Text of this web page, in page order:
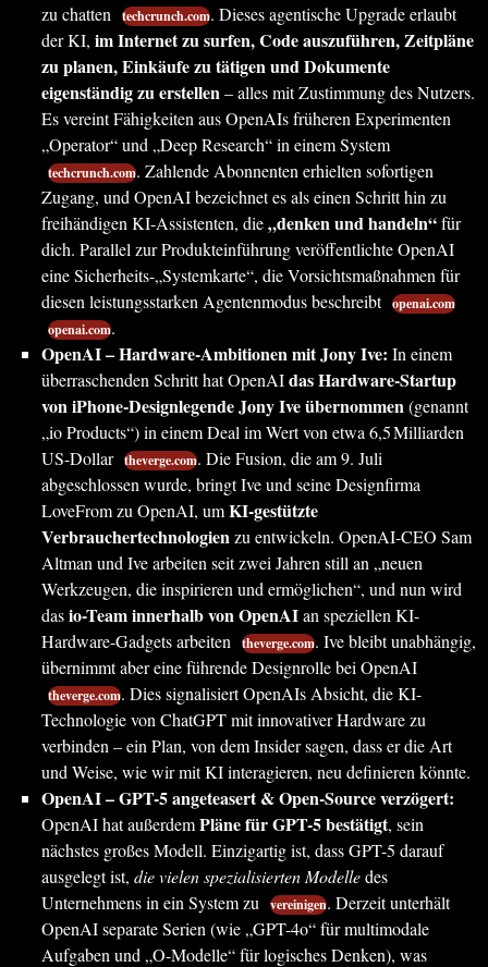
zu chatten
techcrunch.com. Dieses agentische Upgrade erlaubt
der KI, im Internet zu surfen, Code auszuführen, Zeitpläne
zu planen, Einkäufe zu tätigen und Dokumente
eigenständig zu erstellen– alles mit Zustimmung des Nutzers.
Es vereint Fähigkeiten aus OpenAIs früheren Experimenten
„Operator“ und „Deep Research“ in einem System
techcrunch.com. Zahlende Abonnenten erhielten sofortigen
Zugang, und OpenAI bezeichnet es als einen Schritt hin zu
freihändigen KI-Assistenten, die„denken und handeln“für
dich. Parallel zur Produkteinführung veröffentlichte OpenAI
eine Sicherheits-„Systemkarte“, die Vorsichtsmaßnahmen für
diesen leistungsstarken Agentenmodus beschreibt openai.com
openai.com.
OpenAI – Hardware-Ambitionen mit Jony Ive: In einem
überraschenden Schritt hat OpenAIdas Hardware-Startup
von iPhone-Designlegende Jony Ive übernommen(genannt
„io Products“) in einem Deal im Wert von etwa 6,5 Milliarden
US-Dollar theverge.com. Die Fusion, die am 9. Juli
abgeschlossen wurde, bringt Ive und seine Designfirma
LoveFrom zu OpenAI, umKI-gestützte
Verbrauchertechnologienzu entwickeln. OpenAI-CEO Sam
Altman und Ive arbeiten seit zwei Jahren still an „neuen
Werkzeugen, die inspirieren und ermöglichen“, und nun wird
dasio-Team innerhalb von OpenAIan speziellen KI-
Hardware-Gadgets arbeiten
theverge.com. Ive bleibt unabhängig,
übernimmt aber eine führende Designrolle bei OpenAI
theverge.com. Dies signalisiert OpenAIs Absicht, die KI-
Technologie von ChatGPT mit innovativer Hardware zu
verbinden – ein Plan, von dem Insider sagen, dass er die Art
und Weise, wie wir mit KI interagieren, neu definieren könnte.
OpenAI – GPT-5 angeteasert & Open-Source verzögert:
OpenAI hat außerdemPläne für GPT-5 bestätigt, sein
nächstes großes Modell. Einzigartig ist, dass GPT-5 darauf
ausgelegt ist, die vielen spezialisierten Modelledes
Unternehmens in ein System zu
vereinigen. Derzeit unterhält
OpenAI separate Serien (wie „GPT-4o“ für multimodale
Aufgaben und „O-Modelle“ für logisches Denken), was